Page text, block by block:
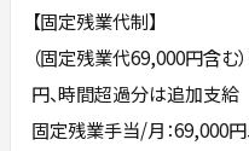
【固定残業代制】
（固定残業代69,000円含
円、時間超過分は追加支給
固定残業手当/月：69,000